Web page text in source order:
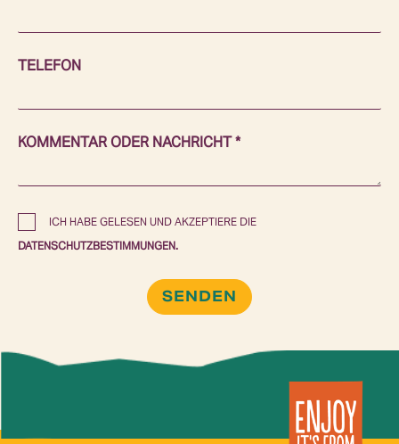
TELEFON
KOMMENTAR ODER NACHRICHT *
ICH HABE GELESEN UND AKZEPTIERE DIE
DATENSCHUTZBESTIMMUNGEN.
SENDEN